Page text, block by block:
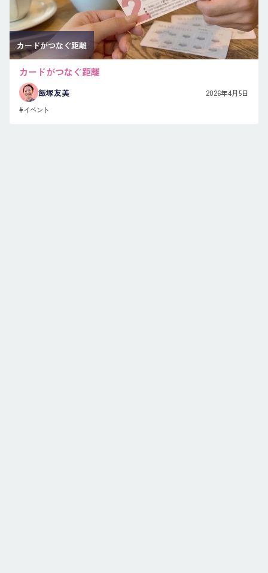
カードがつなぐ距離
カードがつなぐ距離
飯塚友美 2026年4月5日
#イベント